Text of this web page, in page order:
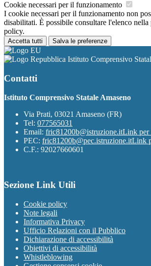
Cookie necessari per il funzionamento
I cookie necessari per il funzionamento non
disabilitati. È possibile consultare l'elenco
policy.
Accetta tutti Salva le preferenze
Istituto Comprensivo
Contatti
Istituto Comprensivo Statale Amaseno
Via Prati, 03021 Amaseno (FR)
Tel: 077565031
Email: fric81200b@istruzione.itLink per
PEC: fric81200b@pec.istruzione.itLink
C.F.: 92027660601
Sezione Link Utili
Cookie policy
Note legali
Informativa Privacy
Ufficio Relazioni con il Pubblico
Dichiarazione di accessibilità
Obiettivi di accessibilità
Whistleblowing